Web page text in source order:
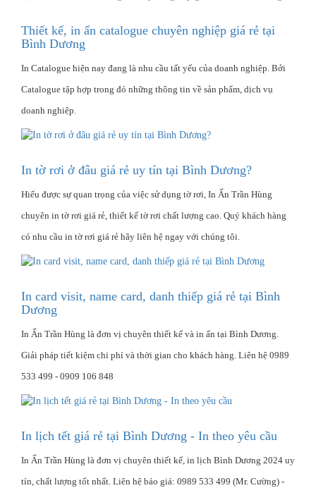
Thiết kế, in ấn catalogue chuyên nghiệp giá rẻ tại
Bình Dương
In Catalogue hiện nay đang là nhu cầu tất yếu của doanh nghiệp. Bởi
Catalogue tập hợp trong đó những thông tin về sản phẩm, dịch vụ
doanh nghiệp.
In tờ rơi ở đâu giá rẻ uy tín tại Bình Dương?
Hiểu được sự quan trọng của việc sử dụng tờ rơi, In Ấn Trần Hùng
chuyên in tờ rơi giá rẻ, thiết kế tờ rơi chất lượng cao. Quý khách hàng
có nhu cầu in tờ rơi giá rẻ hãy liên hệ ngay với chúng tôi.
In card visit, name card, danh thiếp giá rẻ tại Bình
Dương
In Ấn Trần Hùng là đơn vị chuyên thiết kế và in ấn tại Bình Dương.
Giải pháp tiết kiệm chi phí và thời gian cho khách hàng. Liên hệ 0989
533 499 - 0909 106 848
In lịch tết giá rẻ tại Bình Dương - In theo yêu cầu
In Ấn Trần Hùng là đơn vị chuyên thiết kế, in lịch Bình Dương 2024 uy
tín, chất lượng tốt nhất. Liên hệ báo giá: 0989 533 499 (Mr. Cường) -